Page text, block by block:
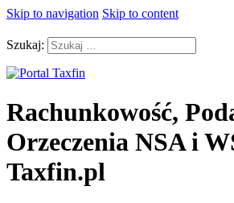
Skip to navigation Skip to content
Szukaj:
Rachunkowość,
Orzeczenia NSA i
Taxfin.pl